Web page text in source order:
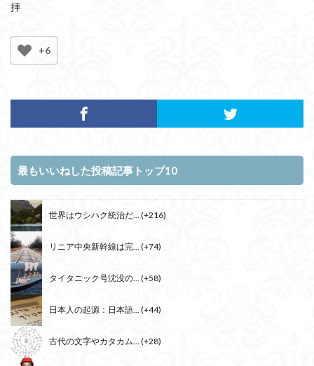
拝
+6
最もいいねした投稿記事トップ10
世界はウシハク統治だ... +216
リニア中央新幹線は完... +74
タイタニック号沈没の... +58
日本人の起源：日本語... +44
古代の文字やカタカム... +28